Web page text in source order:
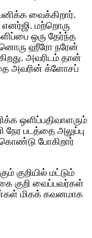
வைக்கிறார்.
மற்றொரு
ஒரு தேர்ந்த
ஹீரோ நரேன்
அவரிடம் தான்
அவரின் க்ளோசப்
ஒளிப்பதிவாளரும்
படத்தை அலுப்பு
போகிறார்
குறியில் மட்டும்
குறி வைப்பவர்கள்
மிகக் கவனமாக